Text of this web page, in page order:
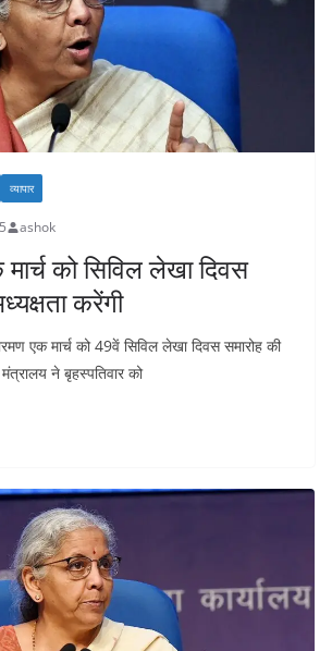
व्यापार
ashok
को सिविल लेखा दिवस
करेंगी
एक मार्च को 49वें सिविल लेखा दिवस समारोह की
ने बृहस्पतिवार को